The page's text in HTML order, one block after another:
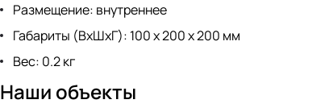
Размещение: внутреннее
Габариты (ВхШхГ): 100 x 200 x 200 мм
Вес: 0.2 кг
Наши объекты